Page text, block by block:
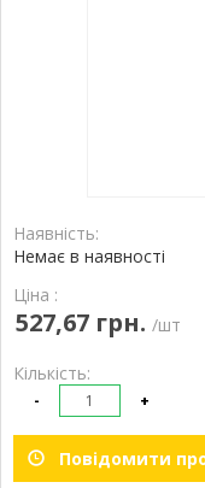
Наявність:
Немає в наявності
Ціна :
527,67 грн. /шт
Кількість:
- +
Повідомити